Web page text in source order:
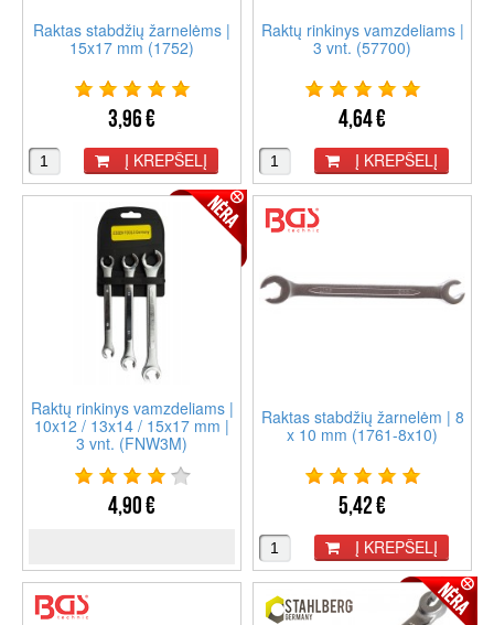
Raktas stabdžių žarnelėms |
15x17 mm (1752)
3,96 €
Į KREPŠELĮ
Raktų rinkinys vamzdeliams |
3 vnt. (57700)
4,64 €
Į KREPŠELĮ
Raktų rinkinys vamzdeliams |
10x12 / 13x14 / 15x17 mm |
3 vnt. (FNW3M)
4,90 €
Raktas stabdžių žarnelėm | 8
x 10 mm (1761-8x10)
5,42 €
Į KREPŠELĮ